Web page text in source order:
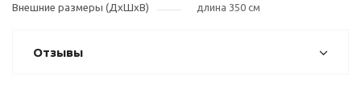
Внешние размеры (ДxШxВ)
длина 350 см
Отзывы